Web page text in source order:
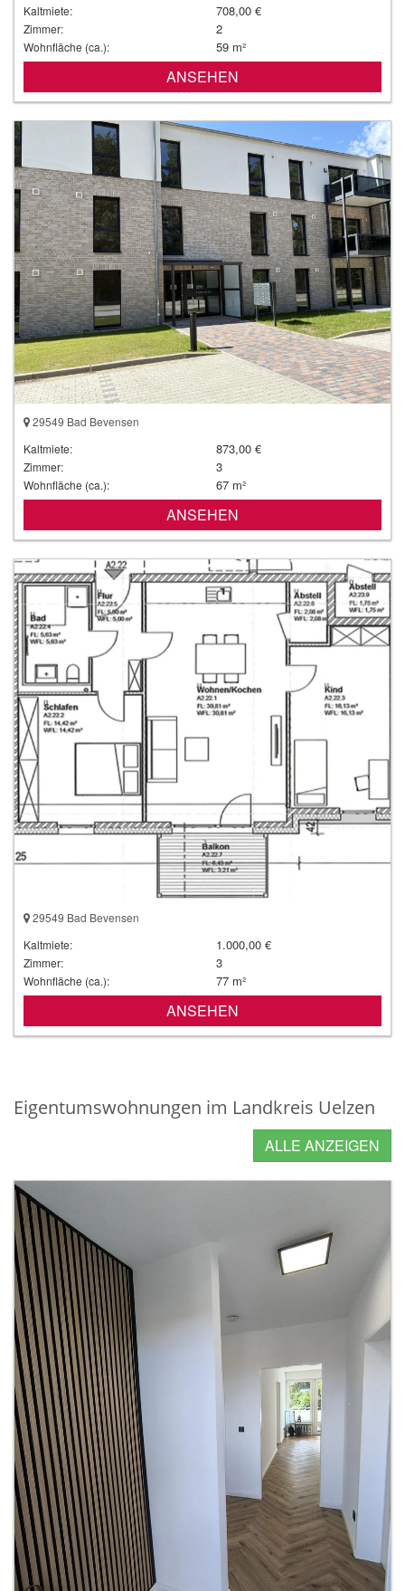
Kaltmiete:
708,00 €
Zimmer: 2
Wohnfläche (ca.): 59 m²
ANSEHEN
29549 Bad Bevensen
Kaltmiete:
873,00 €
Zimmer: 3
Wohnfläche (ca.): 67 m²
ANSEHEN
29549 Bad Bevensen
Kaltmiete:
1.000,00 €
Zimmer: 3
Wohnfläche (ca.): 77 m²
ANSEHEN
Eigentumswohnungen im Landkreis Uelzen
ALLE ANZEIGEN